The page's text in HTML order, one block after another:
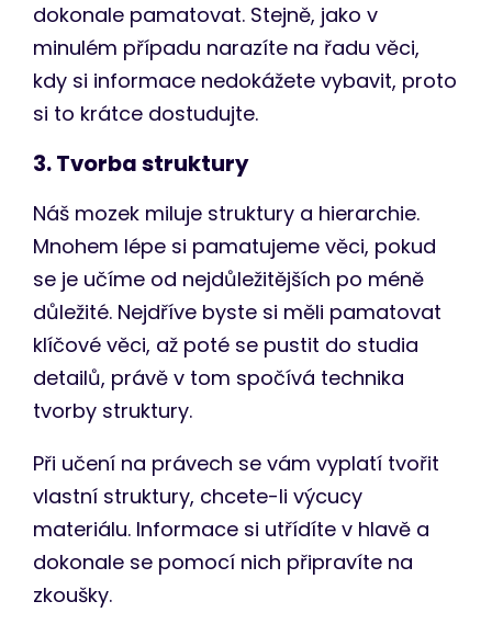
dokonale pamatovat. Stejně, jako v
minulém případu narazíte na řadu věci,
kdy si informace nedokážete vybavit, proto
si to krátce dostudujte.
3. Tvorba struktury
Náš mozek miluje struktury a hierarchie.
Mnohem lépe si pamatujeme věci, pokud
se je učíme od nejdůležitějších po méně
důležité. Nejdříve byste si měli pamatovat
klíčové věci, až poté se pustit do studia
detailů, právě v tom spočívá technika
tvorby struktury.
Při učení na právech se vám vyplatí tvořit
vlastní struktury, chcete-li výcucy
materiálu. Informace si utřídíte v hlavě a
dokonale se pomocí nich připravíte na
zkoušky.